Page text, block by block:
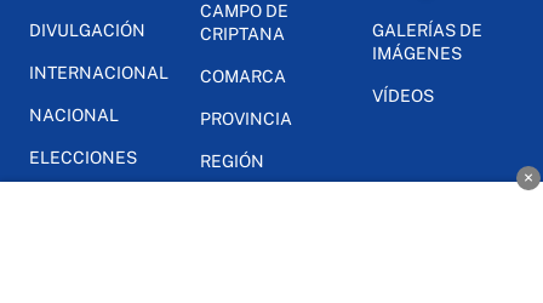
DIVULGACIÓN
INTERNACIONAL
NACIONAL
ELECCIONES
CAMPO DE
CRIPTANA
COMARCA
PROVINCIA
REGIÓN
GALERÍAS DE
IMÁGENES
VÍDEOS
×